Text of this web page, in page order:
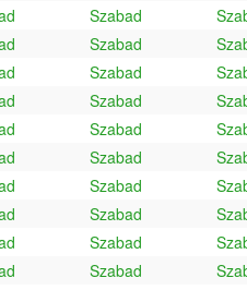
Szabad
Szabad
Szabad
Szabad
Szabad
Szabad
Szabad
Szabad
Szabad
Szabad